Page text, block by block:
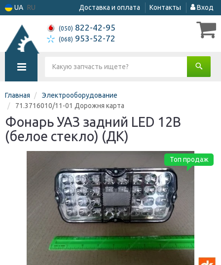
UA RU Доставка и оплата Контакты Вход
(050) 822-42-95
(068) 953-52-72
Главная
Электрооборудование
71.3716010/11-01 Дорожня карта
Фонарь УАЗ задний LED 12В
(белое стекло) (ДК)
Топ продаж